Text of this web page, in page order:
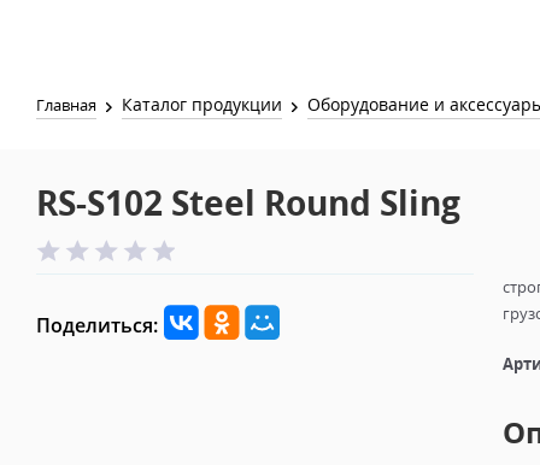
Главная Каталог продукции Оборудование и
RS-S102 Steel Round Sling
Поделиться: